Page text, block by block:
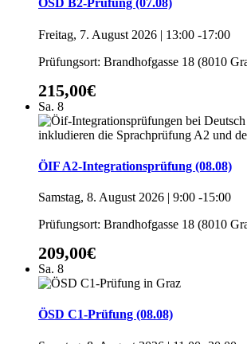
ÖSD B2-Prüfung (07.08)
Freitag, 7. August 2026 | 13:00 -17:00
Prüfungsort: Brandhofgasse 18 (8010
215,00€
Sa. 8
ÖIF A2-Integrationsprüfung (08.08)
Samstag, 8. August 2026 | 9:00 -15:00
Prüfungsort: Brandhofgasse 18 (8010
209,00€
Sa. 8
ÖSD C1-Prüfung (08.08)